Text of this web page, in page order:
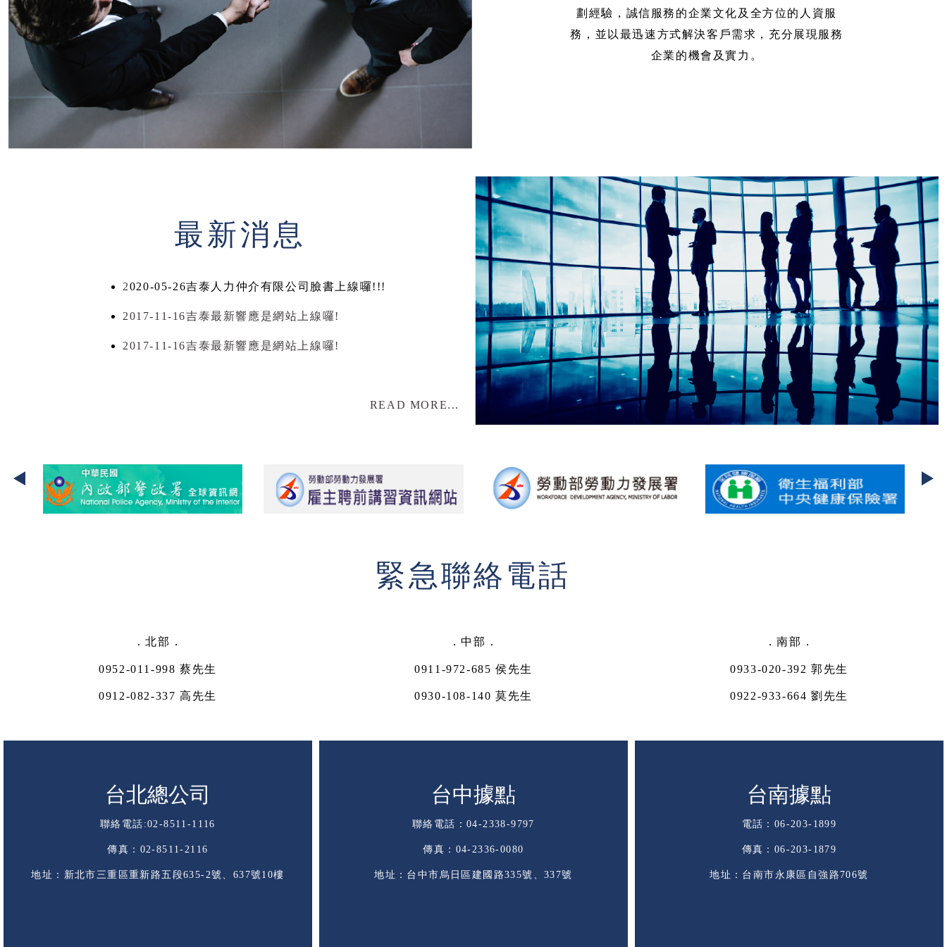
劃經驗，誠信服務的企業文化及全方位的人資服
務，並以最迅速方式解決客戶需求，充分展現服務
企業的機會及實力。
最新消息
2020-05-26吉泰人力仲介有限公司臉書上線囉!!!
2017-11-16吉泰最新響應是網站上線囉!
2017-11-16吉泰最新響應是網站上線囉!
READ MORE...
緊急聯絡電話
．北部．
0952-011-998 蔡先生
0912-082-337 高先生
．中部．
0911-972-685 侯先生
0930-108-140 莫先生
．南部．
0933-020-392 郭先生
0922-933-664 劉先生
台北總公司
聯絡電話:02-8511-1116
傳真：02-8511-2116
地址：新北市三重區重新路五段635-2號、637號10樓
台中據點
聯絡電話：04-2338-9797
傳真：04-2336-0080
地址：台中市烏日區建國路335號、337號
台南據點
電話：06-203-1899
傳真：06-203-1879
地址：台南市永康區自強路706號